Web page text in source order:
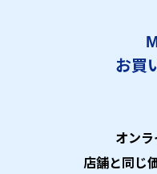
お買
オンラ
店舗と同じ